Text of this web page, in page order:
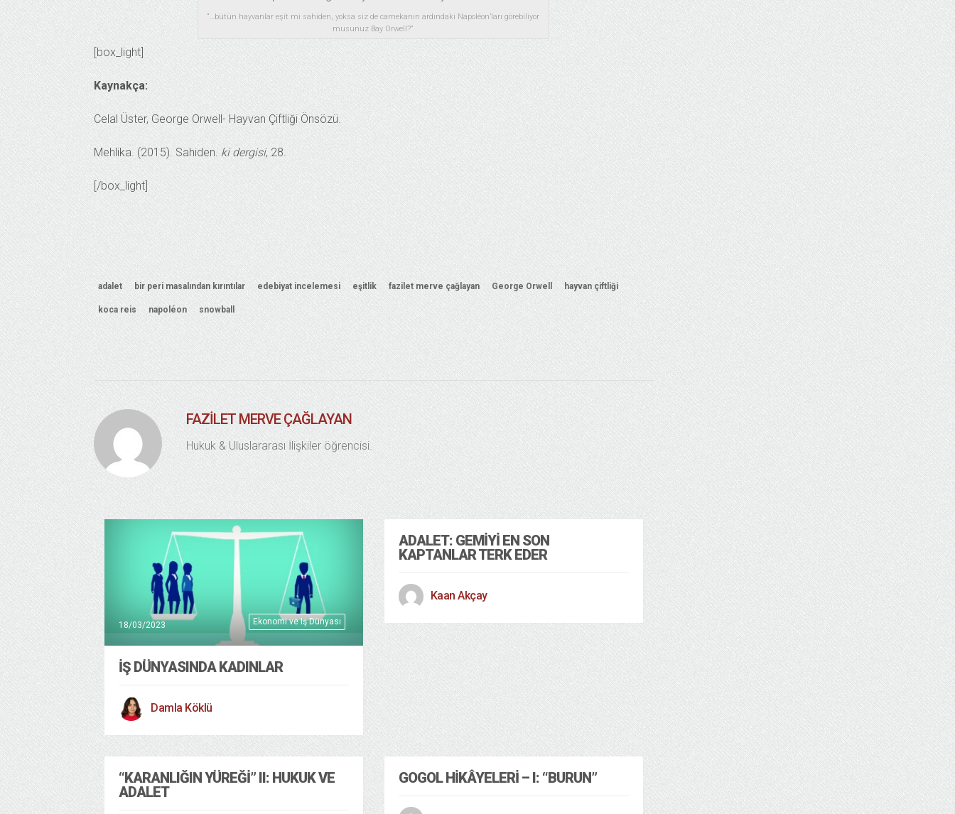
“…bütün hayvanlar eşit mi sahiden, yoksa siz de camekanın ardındaki Napoléon’ları görebiliyor
musunuz Bay Orwell?”
[box_light]
Kaynakça:
Celal Üster, George Orwell- Hayvan Çiftliği Önsözü.
Mehlika. (2015). Sahiden. ki dergisi, 28.
[/box_light]
adalet bir peri masalından kırıntılar edebiyat incelemesi eşitlik fazilet merve çağlayan George Orwell hayvan çiftliği
koca reis napoléon snowball
FAZILET MERVE ÇAĞLAYAN
Hukuk & Uluslararası İlişkiler öğrencisi.
Ekonomi ve Iş Dünyası
18/03/2023
İŞ DÜNYASINDA KADINLAR
Damla Köklü
ADALET: GEMIYI EN SON
KAPTANLAR TERK EDER
Kaan Akçay
“KARANLIĞIN YÜREĞI” II: HUKUK VE
ADALET
GOGOL HIKÂYELERI – I: “BURUN”